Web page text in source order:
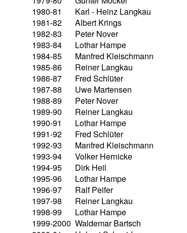
1980-81
Karl - Heinz Langkau
1981-82
Albert Krings
1982-83
Peter Nover
1983-84
Lothar Hampe
1984-85
Manfred Kleischmann
1985-86
Reiner Langkau
1986-87
Fred Schlüter
1987-88
Uwe Martensen
1988-89
Peter Nover
1989-90
Reiner Langkau
1990-91
Lothar Hampe
1991-92
Fred Schlüter
1992-93
Manfred Kleischmann
1993-94
Volker Hernicke
1994-95
Dirk Heil
1995-96
Lothar Hampe
1996-97
Ralf Peifer
1997-98
Reiner Langkau
1998-99
Lothar Hampe
1999-2000 Waldemar Bartsch